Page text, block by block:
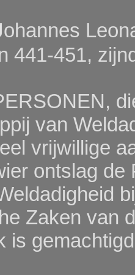
441-451,
van
vrijwillige
ontslag
Zaken van
is